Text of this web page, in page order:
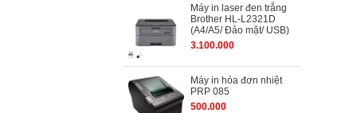
Máy in laser đen trắng
Brother HL-L2321D
(A4/A5/ Đảo mặt/ USB)
3.100.000
Máy in hóa đơn nhiệt
PRP 085
500.000